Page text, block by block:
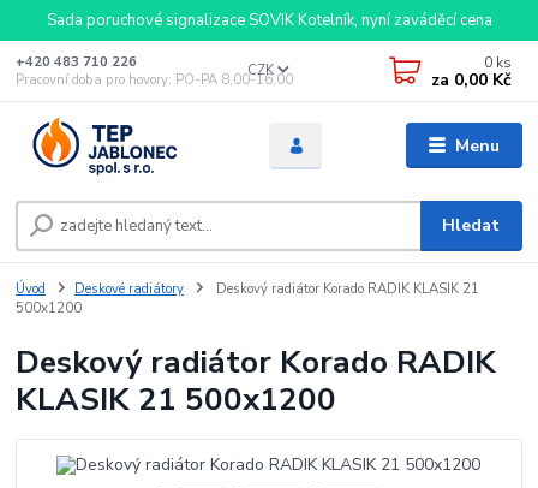
Sada poruchové signalizace SOVIK Kotelník, nyní zaváděcí cena
Menu
CZK
Hledat
+420 483 710 226
Pracovní doba pro hovory: PO-PA 8,00-16,00
0 ks
za 0,00 Kč
Úvod Deskové radiátory
Deskový radiátor Korado RADIK KLASIK 21
500x1200
Deskový radiátor Korado RADIK
KLASIK 21 500x1200